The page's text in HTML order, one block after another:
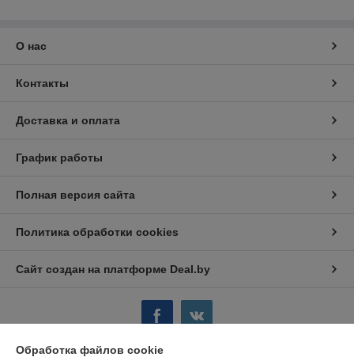
О нас
Контакты
Доставка и оплата
График работы
Полная версия сайта
Политика обработки cookies
Сайт создан на платформе Deal.by
Обработка файлов cookie